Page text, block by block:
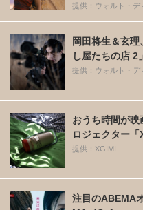
提供：ウォルト・デ
岡田将生＆玄
し屋たちの店 2
提供：ウォルト・デ
おうち時間が
ロジェクター「
提供：XGIMI
注目のABEMA